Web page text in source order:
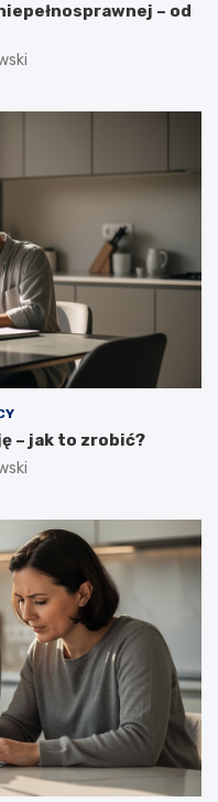
– od
– jak to zrobić?